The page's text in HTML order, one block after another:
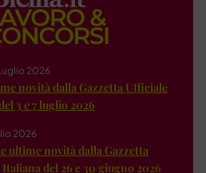
2026
novità dalla Gazzetta Ufficiale
3 e 7 luglio 2026
2026
ultime novità dalla Gazzetta
del 26 e 30 giugno 2026